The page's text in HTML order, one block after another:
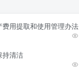
用提取和使用管理办法
持清洁
用提取和使用管理办法
持清洁